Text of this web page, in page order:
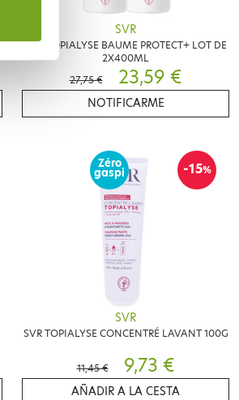
SVR
SVR TOPIALYSE BAUME PROTECT+ LOT DE
2X400ML
27,75 €
23,59 €
NOTIFICARME
-15%
Zéro
gaspi
SVR
SVR TOPIALYSE CONCENTRÉ LAVANT 100G
11,45 € 9,73 €
AÑADIR A LA CESTA